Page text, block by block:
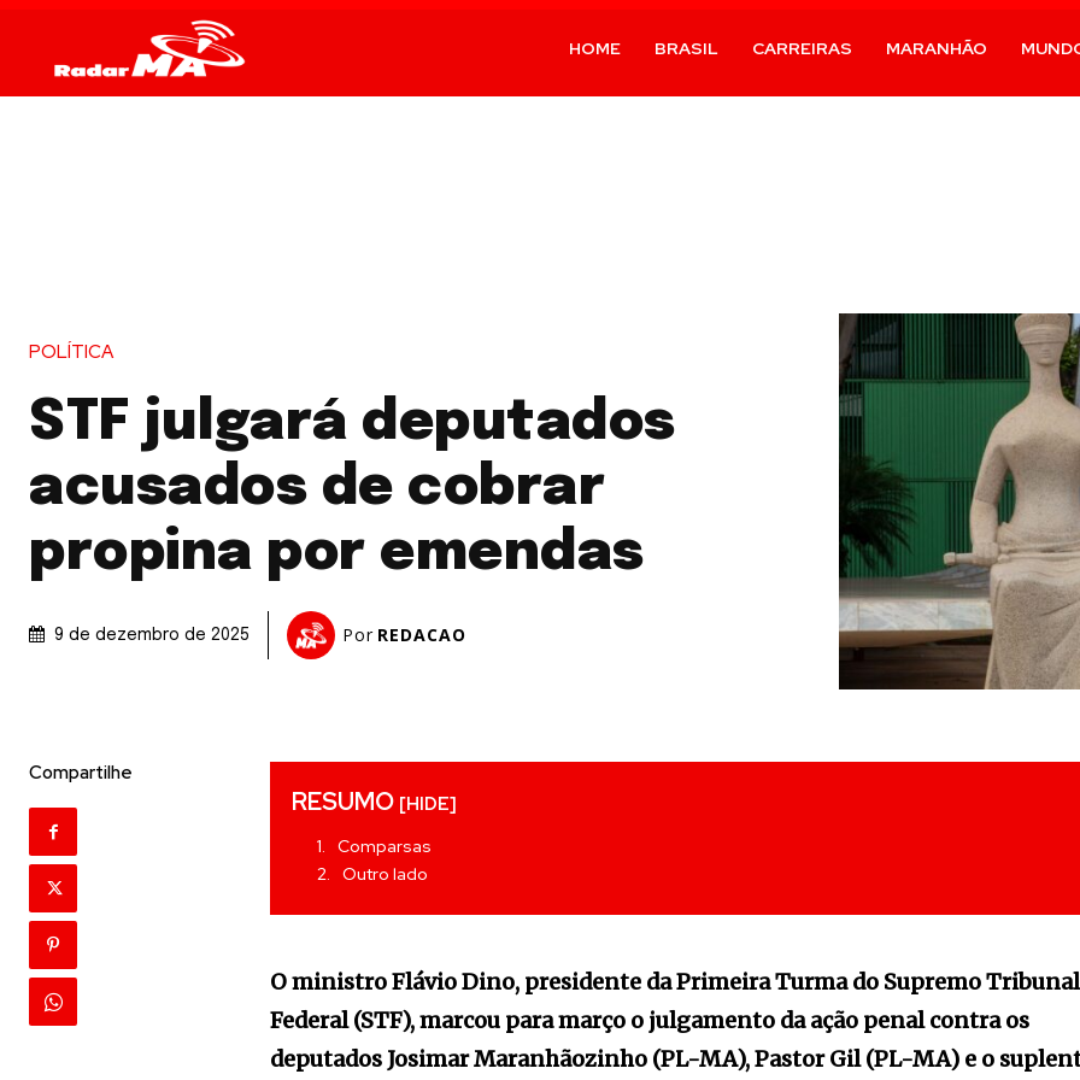
HOME BRASIL CARREIRAS MARANHÃO
POLÍTICA
STF julgará deputados
acusados de cobrar
propina por emendas
9 de dezembro de 2025 Por REDACAO
Compartilhe
RESUMO [HIDE]
Comparsas
Outro lado
O ministro Flávio Dino, presidente da Primeira Turma do Supremo Tribunal
Federal (STF), marcou para março o julgamento da ação penal contra os
deputados Josimar Maranhãozinho (PL-MA), Pastor Gil (PL-MA) e o